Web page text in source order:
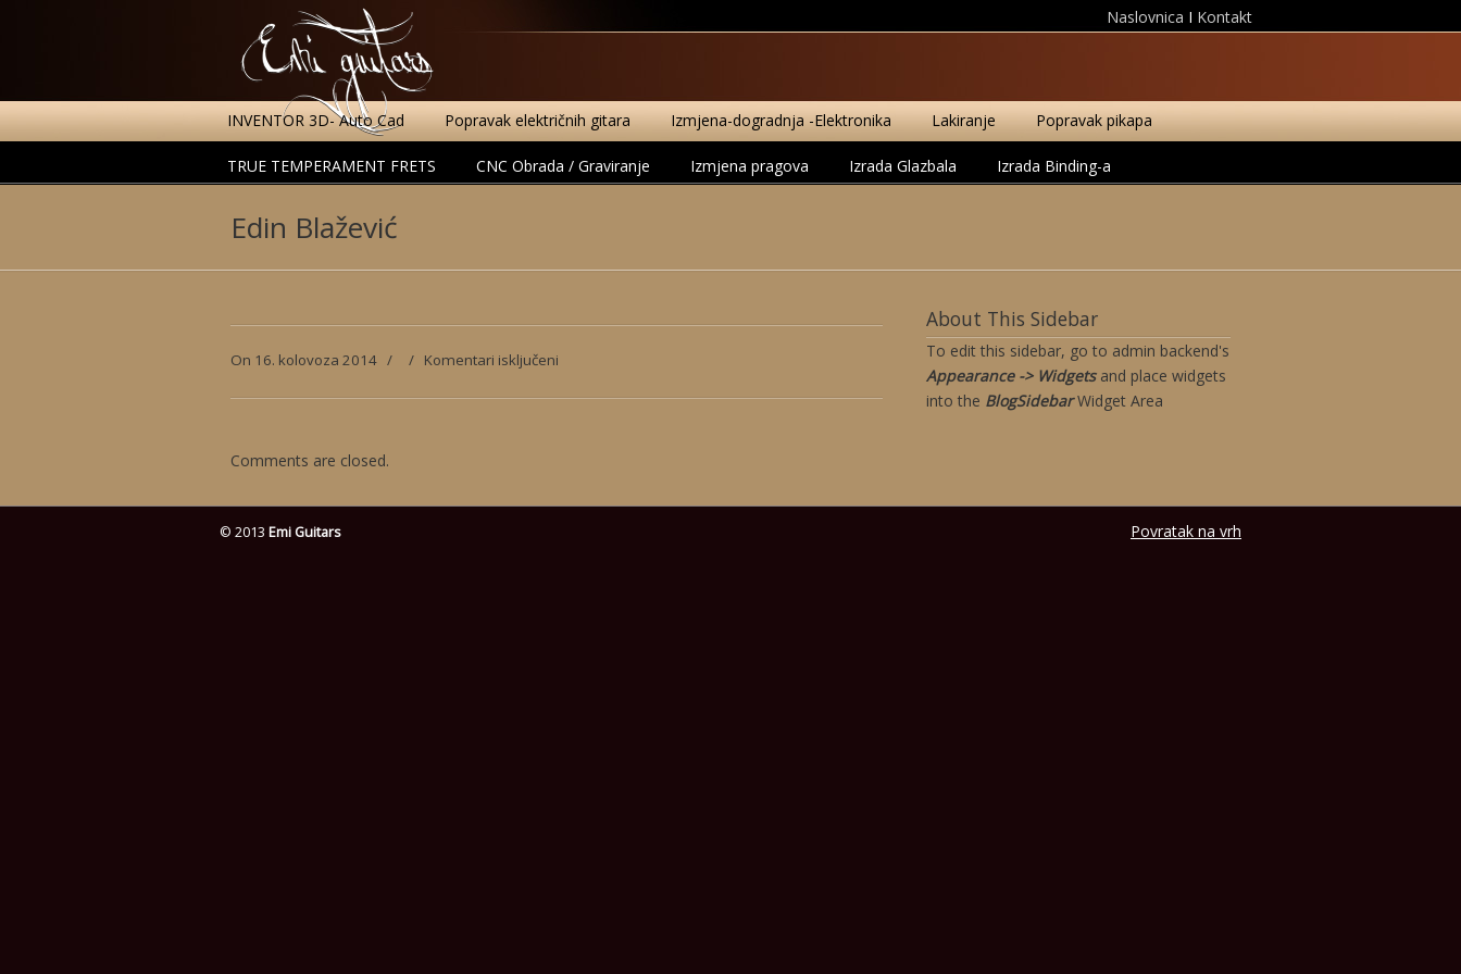
Naslovnica I Kontakt
INVENTOR 3D- Auto Cad Popravak električnih gitara Izmjena-dogradnja -Elektronika Lakiranje Popravak pikapa
TRUE TEMPERAMENT FRETS CNC Obrada / Graviranje Izmjena pragova Izrada Glazbala Izrada Binding-a
Edin Blažević
On 16. kolovoza 2014 / / Komentari isključeni
Comments are closed.
About This Sidebar
To edit this sidebar, go to admin backend's
Appearance -> Widgetsand place widgets
into the BlogSidebarWidget Area
© 2013 Emi Guitars Povratak na vrh